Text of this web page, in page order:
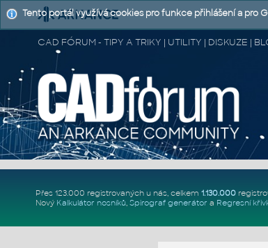
CAD FÓRUM - TIPY A TRIKY | UTILITY | DISKUZE |
Přes 123.000 registrovaných u nás, celkem 1.130.000
Nový Kalkulátor nosníků, Spirograf generátor a Regresní
Tento portál využívá cookies pro funkce přihlášení a pro